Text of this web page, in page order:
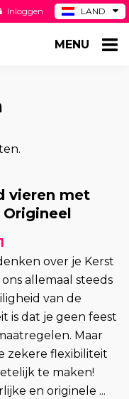
LAND
DE
Inloggen
MENU
vieren met
over je Kerst
allemaal steeds
van de
is dat je geen feest
Maar
zekere flexibiliteit
te maken!
en originele ...